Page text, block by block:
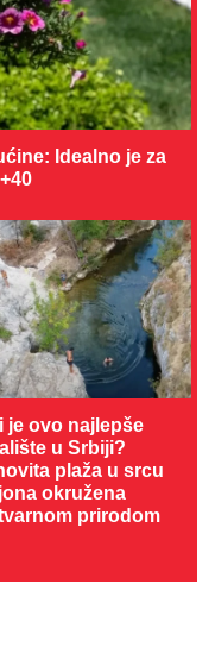
Idealno je za
je ovo najlepše
u Srbiji?
plaža u srcu
okružena
prirodom